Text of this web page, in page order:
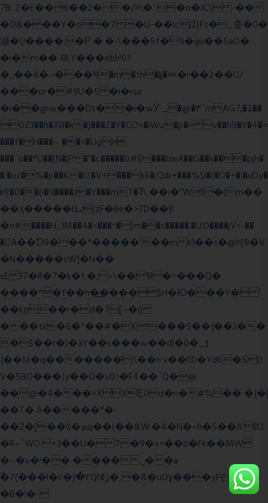
7B`Z�E��6��ȥ��/>\�`�o�JC\ -��
�O&���Y�o�7 �U-��lc|2}Fs�_촢�0�
瀜�Ų����.�Ρ �.�-\���5f�9�gu��5aO�
�i�m��-BLY���ebh!0?
�,;��4�~���Ҹ�m�th�|j�ᇞ�r��2��U/
���or�#9U�5 �i�rsa
�i��@w���Dt��i�wӰ _�@�٣`mAG7;�2��
0Z3��h�XB�k�)���Z�Y�CC!=�iWu�p�> v��h9�Y�4�=
���f�H���~ ��<�UgH
���`ú��*U��[N�|P�"�c�����0#$���bieA��G��k���pjh�
�:�uz�%�p��K�U;�V+���k6�;Qdr+���%$l�(�O�+�I�uDy�
kŖ�0��(i�N����J�Y���mT�Ћ,��i�"W1�(m��
��ӽ�����l3ܝ(zF�Be�>7D��)!
�n#����H_lM��4�<���^�}m��s�����.�U.D����jV<-��
�A��Ɗ9���*�����'��mk1��s�@h[8�V
�N�����sW]�N��
sE 37�R�7�k�t:�;=\��'B�>���Q�
����*�f��h�͢����$H�Ю���Y�'
��kņ��r�d�7[~�(i
���tk�6�*��#�X'���9��{��3��
�$��r�)�āY��s���w��dl�ȏ�_;|
{��M�q�������̆;\��n'v��l10�Yd6�5D
V�5BO���Jy��O�v0^�F4��`Q�@
��@�4���>XXȨ0d�n�#%�� �{�|
��T� A�����*�-
��2͔�[��0�ܡq��(��&W:�4�N�=h�5��A'B2
�R~`WO:+3��U�7�9�x<��b�Fk��MW
�~�v�!�� ����ݧ��a
ّ�7(���l�c�)�۲QNlڙ�,�&�uOɣ���yP( z�D|
�B�!�-